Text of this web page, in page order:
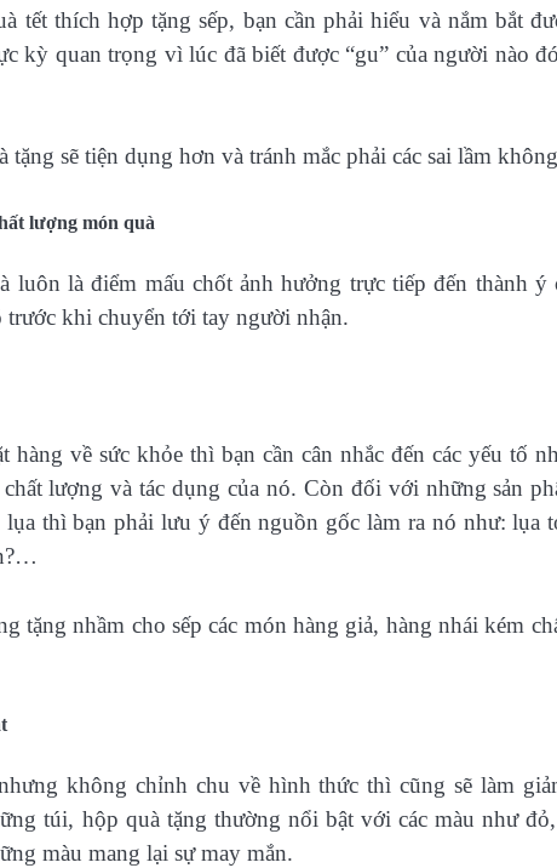
tết thích hợp tặng sếp, bạn cần phải hiểu và nắm bắt
kỳ quan trọng vì lúc đã biết được “gu” của người nào
tặng sẽ tiện dụng hơn và tránh mắc phải các sai lầm
lượng món quà
luôn là điểm mấu chốt ảnh hưởng trực tiếp đến thành
trước khi chuyển tới tay người nhận.
hàng về sức khỏe thì bạn cần cân nhắc đến các yếu tố
lượng và tác dụng của nó. Còn đối với những sản
lụa thì bạn phải lưu ý đến nguồn gốc làm ra nó như: lụa
tặng nhầm cho sếp các món hàng giả, hàng nhái kém
không chỉnh chu về hình thức thì cũng sẽ làm
túi, hộp quà tặng thường nổi bật với các màu như
màu mang lại sự may mắn.